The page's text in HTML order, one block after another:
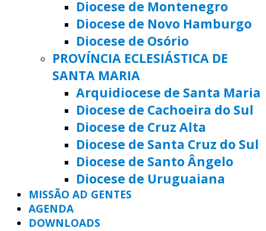
Diocese de Montenegro
Diocese de Novo Hamburgo
Diocese de Osório
PROVÍNCIA ECLESIÁSTICA DE
SANTA MARIA
Arquidiocese de Santa Maria
Diocese de Cachoeira do Sul
Diocese de Cruz Alta
Diocese de Santa Cruz do Sul
Diocese de Santo Ângelo
Diocese de Uruguaiana
MISSÃO AD GENTES
AGENDA
DOWNLOADS